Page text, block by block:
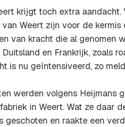
krijgt toch extra aandacht.
Weert zijn voor de kermis
van kracht die al genomen
en Frankrijk, zoals
is nu geïntensiveerd, zo
werden volgens Heijmans
in Weert. Wat ze daar
geschoten en raakte een